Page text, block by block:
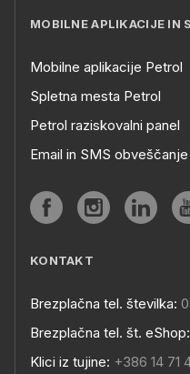
MOBILNE APLIKACIJE IN
Mobilne aplikacije Petrol
Spletna mesta Petrol
Petrol raziskovalni panel
Email in SMS obveščanje
KONTAKT
Brezplačna tel. številka:
Brezplačna tel. št. eShop:
Klici iz tujine: +386 14 71